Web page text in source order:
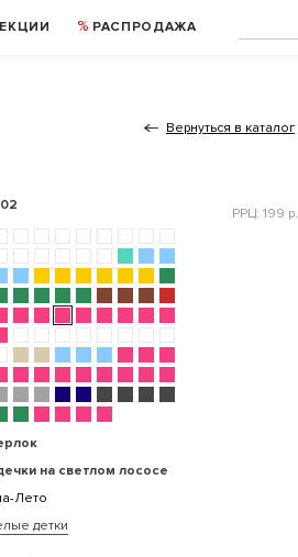
РАСПРОДАЖА
Вернуться в каталог
на светлом лососе
Лето
детки
РРЦ: 199 р.